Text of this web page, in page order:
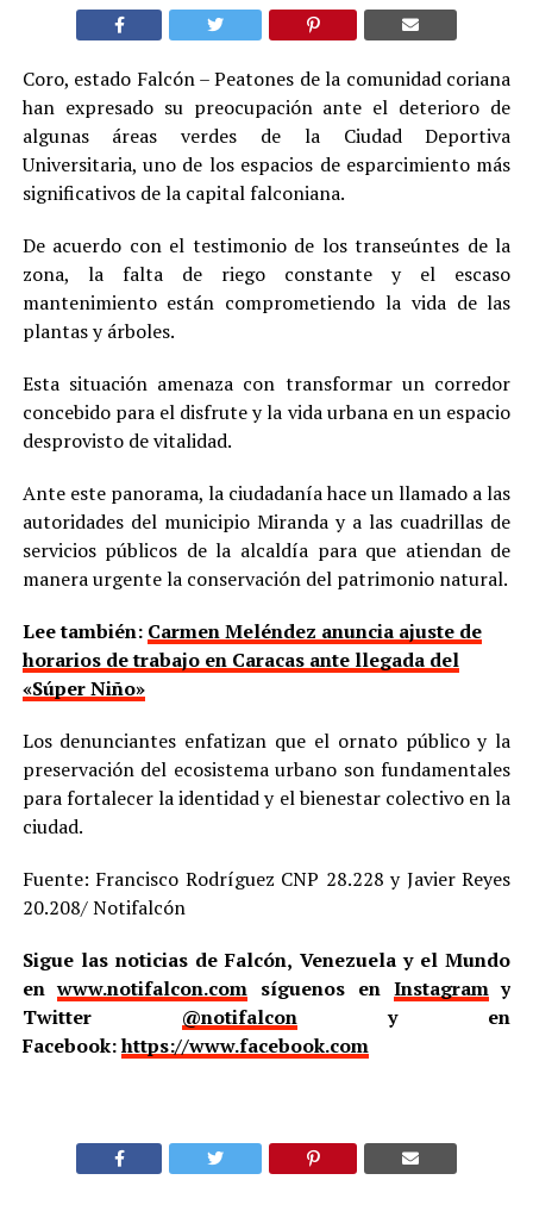
Coro, estado Falcón – Peatones de la comunidad coriana
han expresado su preocupación ante el deterioro de
algunas áreas verdes de la Ciudad Deportiva
Universitaria, uno de los espacios de esparcimiento más
significativos de la capital falconiana.
De acuerdo con el testimonio de los transeúntes de la
zona, la falta de riego constante y el escaso
mantenimiento están comprometiendo la vida de las
plantas y árboles.
Esta situación amenaza con transformar un corredor
concebido para el disfrute y la vida urbana en un espacio
desprovisto de vitalidad.
Ante este panorama, la ciudadanía hace un llamado a las
autoridades del municipio Miranda y a las cuadrillas de
servicios públicos de la alcaldía para que atiendan de
manera urgente la conservación del patrimonio natural.
Lee también: Carmen Meléndez anuncia ajuste de
horarios de trabajo en Caracas ante llegada del
«Súper Niño»
Los denunciantes enfatizan que el ornato público y la
preservación del ecosistema urbano son fundamentales
para fortalecer la identidad y el bienestar colectivo en la
ciudad.
Fuente: Francisco Rodríguez CNP 28.228 y Javier Reyes
20.208/ Notifalcón
Sigue las noticias de Falcón, Venezuela y el Mundo
enwww.notifalcon.com síguenos en Instagramy
Twitter @notifalcony en
Facebook:https://www.facebook.com